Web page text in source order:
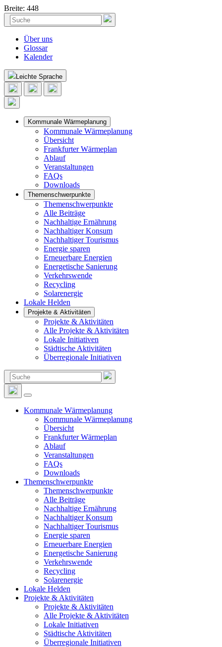
Breite: 448
Skip
to
content
Suchen
nach:
Über uns
Glossar
Kalender
Leichte Sprache
Kommunale Wärmeplanung
Kommunale Wärmeplanung
Übersicht
Frankfurter Wärmeplan
Ablauf
Veranstaltungen
FAQs
Downloads
Themenschwerpunkte
Themenschwerpunkte
Alle Beiträge
Nachhaltige Ernährung
Nachhaltiger Konsum
Nachhaltiger Tourismus
Energie sparen
Erneuerbare Energien
Energetische Sanierung
Verkehrswende
Recycling
Solarenergie
Lokale Helden
Projekte & Aktivitäten
Projekte & Aktivitäten
Alle Projekte & Aktivitäten
Lokale Initiativen
Städtische Aktivitäten
Überregionale Initiativen
Suchen
nach:
Kommunale Wärmeplanung
Kommunale Wärmeplanung
Übersicht
Frankfurter Wärmeplan
Ablauf
Veranstaltungen
FAQs
Downloads
Themenschwerpunkte
Themenschwerpunkte
Alle Beiträge
Nachhaltige Ernährung
Nachhaltiger Konsum
Nachhaltiger Tourismus
Energie sparen
Erneuerbare Energien
Energetische Sanierung
Verkehrswende
Recycling
Solarenergie
Lokale Helden
Projekte & Aktivitäten
Projekte & Aktivitäten
Alle Projekte & Aktivitäten
Lokale Initiativen
Städtische Aktivitäten
Überregionale Initiativen